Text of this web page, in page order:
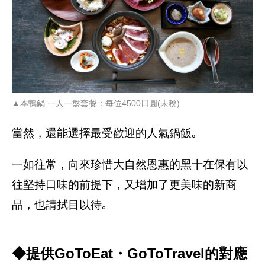
▲本鴨鍋 一人一盤套餐：每位4500日圓(未稅)
當然，還能選擇最受歡迎的人氣鍋飯｡
一如往常，向來珍惜大自然恩惠的黑十在保有以
往堅持口味的前提下，又增加了更美味的新商
品，也請拭目以待｡
◆提供GoToEat・GoToTravel的對應